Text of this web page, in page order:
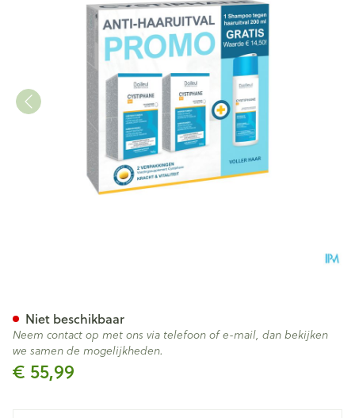
€ 55,99
Niet beschikbaar
Neem contact op met ons via telefoon of e-mail, dan bekijken
we samen de mogelijkheden.